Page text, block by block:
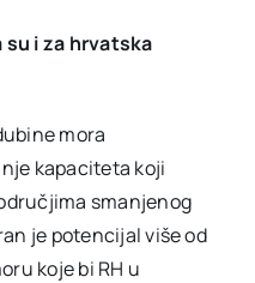
i za hrvatska
mora
kapaciteta koji
smanjenog
je potencijal više od
koje bi RH u